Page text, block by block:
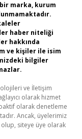
marka, kurum
haber niteliği
hakkında
ve kişiler ile isim
bilgiler
ve İletişim
olarak hizmet
olarak denetleme
Ancak, üyelerimiz
olup, siteye üye olarak